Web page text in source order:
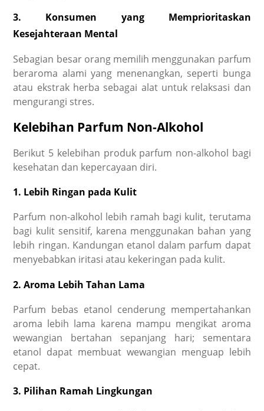
3. Konsumen yang Memprioritaskan
Kesejahteraan Mental
Sebagian besar orang memilih menggunakan parfum
beraroma alami yang menenangkan, seperti bunga
atau ekstrak herba sebagai alat untuk relaksasi dan
mengurangi stres.
Kelebihan Parfum Non-Alkohol
Berikut 5 kelebihan produk parfum non-alkohol bagi
kesehatan dan kepercayaan diri.
1. Lebih Ringan pada Kulit
Parfum non-alkohol lebih ramah bagi kulit, terutama
bagi kulit sensitif, karena menggunakan bahan yang
lebih ringan. Kandungan etanol dalam parfum dapat
menyebabkan iritasi atau kekeringan pada kulit.
2. Aroma Lebih Tahan Lama
Parfum bebas etanol cenderung mempertahankan
aroma lebih lama karena mampu mengikat aroma
wewangian bertahan sepanjang hari; sementara
etanol dapat membuat wewangian menguap lebih
cepat.
3. Pilihan Ramah Lingkungan